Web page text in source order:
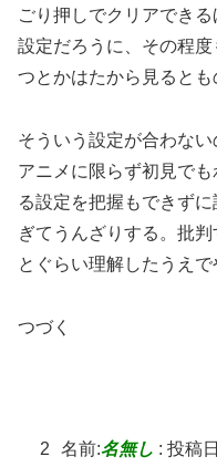
ごり押しでクリアでき
設定だろうに、その程
つとかはたから見るとも
そういう設定が合わな
アニメに限らず初見で
る設定を把握もできず
ぎてうんざりする。批
とぐらい理解したうえ
つづく
2 名前:名無し : 投稿